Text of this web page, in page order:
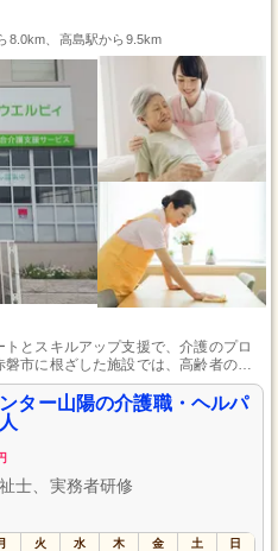
8.0km、高島駅から9.5km
とスキルアップ支援で、介護のプロ
市に根ざした施設では、高齢者の
する仕事に就くことができます。
ター山陽の介護職・ヘルパ
士、実務者研修
火 水 木 金 土 日